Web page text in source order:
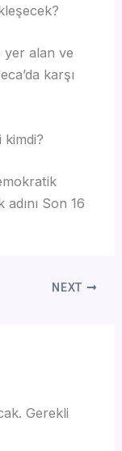
yer alan ve
karşı
Son 16
NEXT
Gerekli